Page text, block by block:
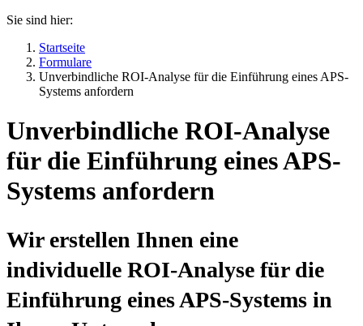
Sie sind hier:
Startseite
Formulare
Unverbindliche ROI-Analyse für die Einführung eines APS-
Systems anfordern
Unverbindliche ROI-Analyse
für die Einführung eines APS-
Systems anfordern
Wir erstellen Ihnen eine
individuelle ROI-Analyse für die
Einführung eines APS-Systems in